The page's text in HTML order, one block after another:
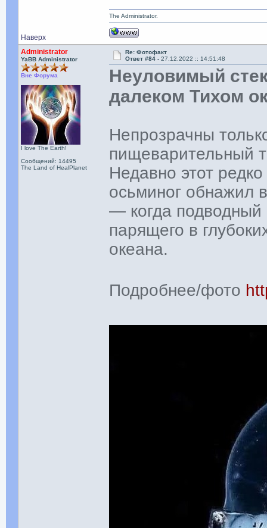
Наверх
The Administrator.
Administrator
YaBB Administrator
Вне Форума
I love The Earth!
Сообщений: 14495
The Land of HealPlanet
Re: Фотофакт
Ответ #84 -27.12.2022 :: 14:51:48
Неуловимый
далеком Тихом
Непрозрачны
пищеварительный
Недавно этот
осьминог обнажил
— когда подводный
парящего в
океана.
Подробнее/фото